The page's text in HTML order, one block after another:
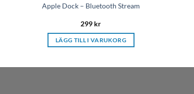
Apple Dock – Bluetooth Stream
299 kr
LÄGG TILL I VARUKORG